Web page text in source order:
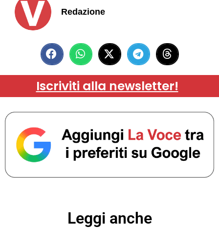
Redazione
Iscriviti alla newsletter!
Leggi anche